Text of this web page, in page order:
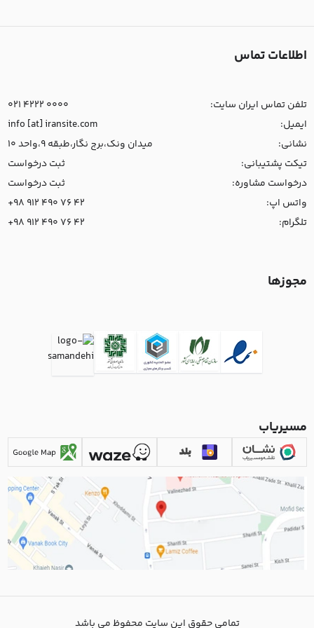
اطلاعات تماس
تلفن تماس ایران سایت:
021 4222 0000
ایمیل:
info [at] iransite.com
نشانی:
میدان ونک،برج نگار،طبقه 9،واحد 10
تیکت پشتیبانی:
ثبت درخواست
درخواست مشاوره:
ثبت درخواست
واتس اپ:
+98 912 490 76 42
تلگرام:
+98 912 490 76 42
مجوزها
مسیریاب
تمامی حقوق این سایت محفوظ می باشد